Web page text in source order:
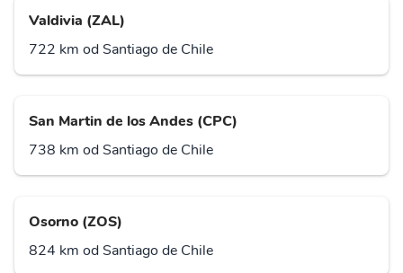
Valdivia (ZAL)
722 km od Santiago de Chile
San Martin de los Andes (CPC)
738 km od Santiago de Chile
Osorno (ZOS)
824 km od Santiago de Chile